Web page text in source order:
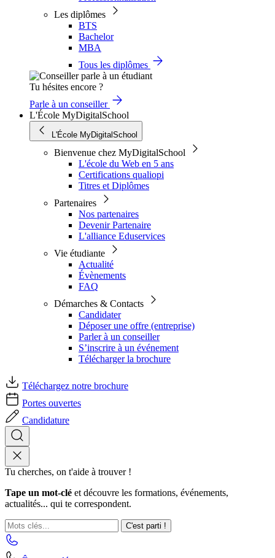
Les diplômes
BTS
Bachelor
MBA
Tous les diplômes
Tu hésites encore ?
Parle à un conseiller
L'École MyDigitalSchool
L'École MyDigitalSchool
Bienvenue chez MyDigitalSchool
L'école du Web en 5 ans
Certifications qualiopi
Titres et Diplômes
Partenaires
Nos partenaires
Devenir Partenaire
L'alliance Eduservices
Vie étudiante
Actualité
Évènements
FAQ
Démarches & Contacts
Candidater
Déposer une offre (entreprise)
Parler à un conseiller
S’inscrire à un événement
Télécharger la brochure
Téléchargez notre brochure
Portes ouvertes
Candidature
Tu cherches, on t'aide à trouver !
Tape un mot-clé et découvre les formations, événements,
actualités... qui te correspondent.
C'est parti !